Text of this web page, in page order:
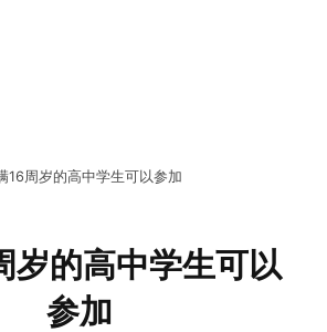
16周岁的高中学生可以参加
岁的高中学生可以
参加